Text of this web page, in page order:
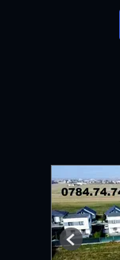
Previous